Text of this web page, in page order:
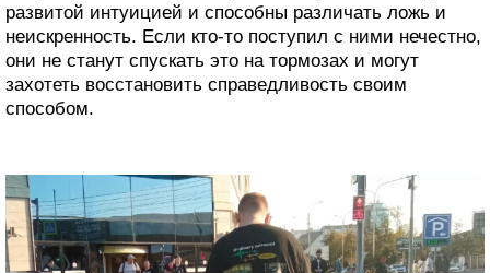
развитой интуицией и способны различать ложь и
неискренность. Если кто-то поступил с ними нечестно,
они не станут спускать это на тормозах и могут
захотеть восстановить справедливость своим
способом.